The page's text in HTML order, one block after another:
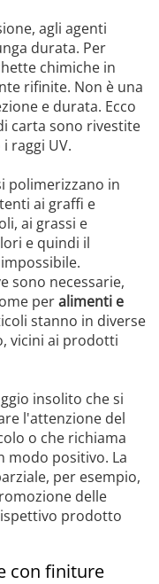
agli agenti
durata. Per
chimiche in
rifinite. Non è una
e durata. Ecco
carta sono rivestite
raggi UV.
polimerizzano in
ai graffi e
ai grassi e
e quindi il
sono necessarie,
peralimenti e
stanno in diverse
vicini ai prodotti
insolito che si
l'attenzione del
o che richiama
modo positivo. La
per esempio,
delle
prodotto
con finiture